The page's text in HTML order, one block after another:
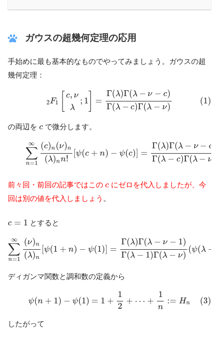
ガウスの超幾何定理の応用
手始めに最も基本的なものでやってみましょう。ガウスの超
幾何定理：
2F1
c, ν
λ
; 1 =
Γ(λ)Γ(λ − ν − c)
Γ(λ − c)Γ(λ − ν)
(1)
c, =Γ Γ(λ −ν−c λ − Γ(
の両辺を c
c で微分します。
∞
∑
n=1
(c)n(ν)n
(λ)nn!
[ψ(c + n) − ψ(c)] =
Γ(λ)Γ(λ − ν − c
Γ(λ − c)Γ(λ − ν
n= ∞ (c )n (ν ]=Γ(λ)Γ (
前々回・前回の記事ではこの c
c にゼロを代入しましたが、今
回は別の値を代入しましょう 。
c = 1
c =1 とすると
∞
∑
n=1
(ν)n
(λ)n
[ψ(1 + n) − ψ(1)] =
Γ(λ)Γ(λ − ν − 1)
Γ(λ − 1)Γ(λ − ν)
(ψ(λ −
∑n 1 ∞ =Γ ( λ)Γ(λ Γ (λ
ディガンマ関数と調和数の定義から
ψ(n + 1) − ψ(1) = 1 +
1
2
+ ⋯ +
1
n
:= Hn (3)
+1 :=
したがって